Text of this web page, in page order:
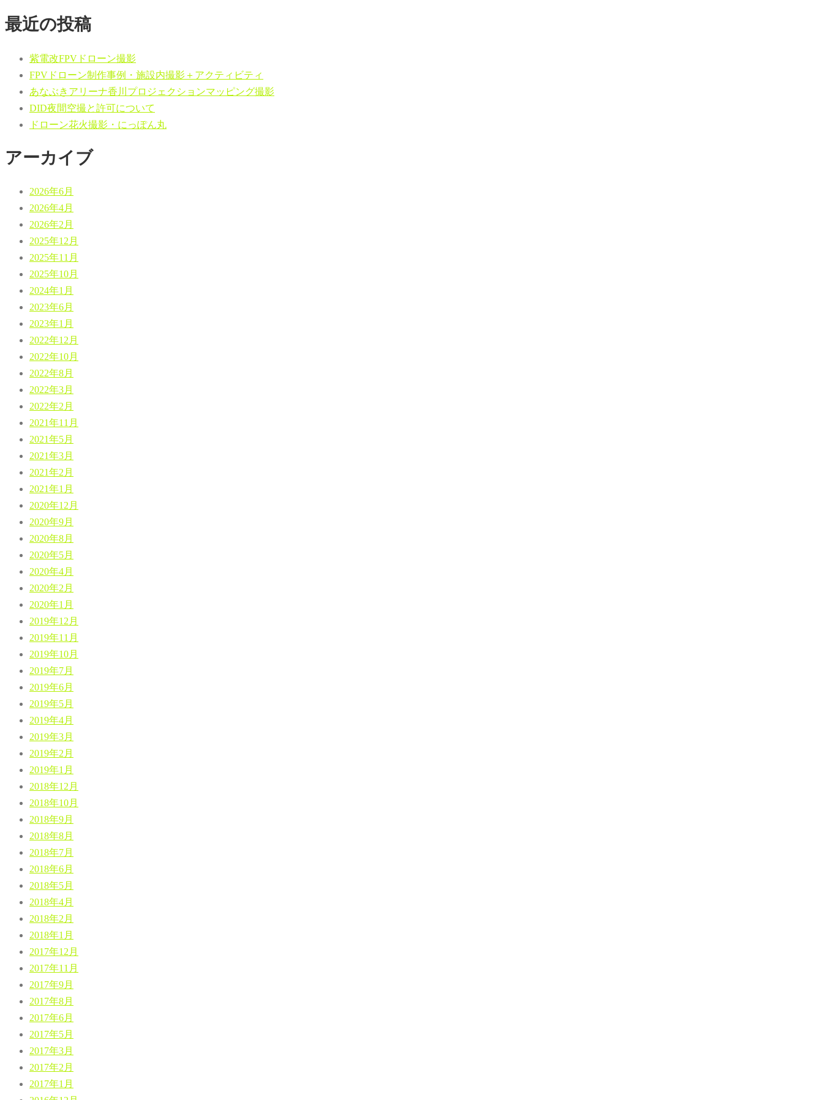
最近の投稿
紫電改FPVドローン撮影
FPVドローン制作事例・施設内撮影＋アクティビティ
あなぶきアリーナ香川プロジェクションマッピング撮影
DID夜間空撮と許可について
ドローン花火撮影・にっぽん丸
アーカイブ
2026年6月
2026年4月
2026年2月
2025年12月
2025年11月
2025年10月
2024年1月
2023年6月
2023年1月
2022年12月
2022年10月
2022年8月
2022年3月
2022年2月
2021年11月
2021年5月
2021年3月
2021年2月
2021年1月
2020年12月
2020年9月
2020年8月
2020年5月
2020年4月
2020年2月
2020年1月
2019年12月
2019年11月
2019年10月
2019年7月
2019年6月
2019年5月
2019年4月
2019年3月
2019年2月
2019年1月
2018年12月
2018年10月
2018年9月
2018年8月
2018年7月
2018年6月
2018年5月
2018年4月
2018年2月
2018年1月
2017年12月
2017年11月
2017年9月
2017年8月
2017年6月
2017年5月
2017年3月
2017年2月
2017年1月